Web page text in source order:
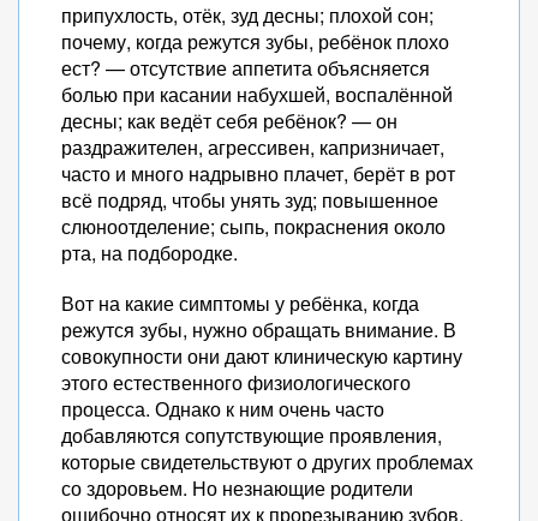
припухлость, отёк, зуд десны; плохой сон;
почему, когда режутся зубы, ребёнок плохо
ест? — отсутствие аппетита объясняется
болью при касании набухшей, воспалённой
десны; как ведёт себя ребёнок? — он
раздражителен, агрессивен, капризничает,
часто и много надрывно плачет, берёт в рот
всё подряд, чтобы унять зуд; повышенное
слюноотделение; сыпь, покраснения около
рта, на подбородке.
Вот на какие симптомы у ребёнка, когда
режутся зубы, нужно обращать внимание. В
совокупности они дают клиническую картину
этого естественного физиологического
процесса. Однако к ним очень часто
добавляются сопутствующие проявления,
которые свидетельствуют о других проблемах
со здоровьем. Но незнающие родители
ошибочно относят их к прорезыванию зубов.